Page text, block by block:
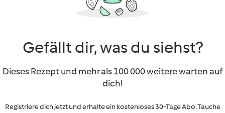
Gefällt dir, was du siehst?
Dieses Rezept und mehr als 100 000 weitere warten auf
dich!
Registriere dich jetzt und erhalte ein kostenloses 30-Tage Abo. Tauche